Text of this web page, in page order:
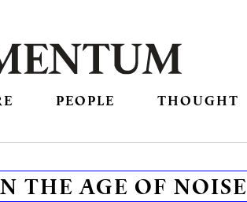
PEOPLE THOUGHT
THE AGE OF NOISE